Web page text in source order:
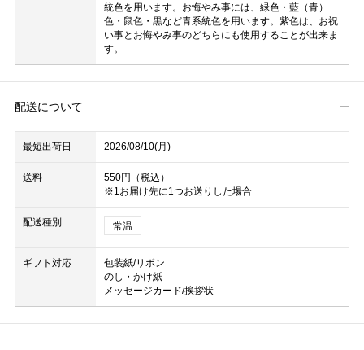
統色を用います。お悔やみ事には、緑色・藍（青）
色・鼠色・黒など青系統色を用います。紫色は、お祝
い事とお悔やみ事のどちらにも使用することが出来ま
す。
配送について
最短出荷日 2026/08/10(月)
送料
550円（税込）
※1お届け先に1つお送りした場合
配送種別 常温
ギフト対応
包装紙/リボン
のし・かけ紙
メッセージカード/挨拶状